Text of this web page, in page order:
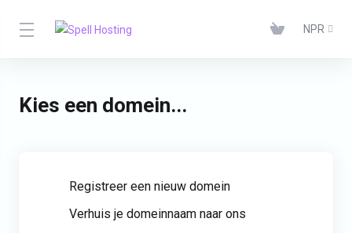
NPR
Kies een domein...
Registreer een nieuw domein
Verhuis je domeinnaam naar ons